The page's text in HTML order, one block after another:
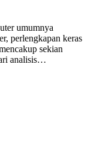
umumnya
perlengkapan keras
sekian
analisis…